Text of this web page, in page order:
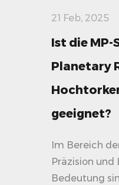
21 Feb, 2025
Ist die MP-
Planetary
geeignet?
Im Bereich
Präzision und
Bedeutung